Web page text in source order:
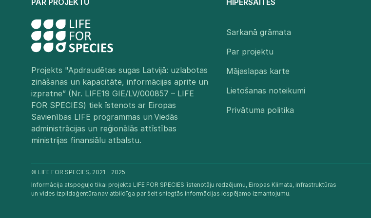
PAR PROJEKTU
Projekts "Apdraudētas sugas Latvijā: uzlabotas
zināšanas un kapacitāte, informācijas aprite un
izpratne” (Nr. LIFE19 GIE/LV/000857 – LIFE
FOR SPECIES) tiek īstenots ar Eiropas
Savienības LIFE programmas un Viedās
administrācijas un reģionālās attīstības
ministrijas finansiālu atbalstu.​
HIPERSAITES
Sarkanā grāmata
Par projektu
Mājaslapas karte
Lietošanas noteikumi
Privātuma politika
© LIFE FOR SPECIES, 2021 - 2025
Informācija atspoguļo tikai projekta LIFE FOR SPECIES īstenotāju redzējumu, Eiropas Klimata, infrastruktūras
un vides izpildaģentūra nav atbildīga par šeit sniegtās informācijas iespējamo izmantojumu.​